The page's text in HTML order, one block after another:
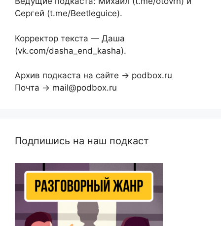
Сергей (t.me/Beetleguice).
Корректор текста — Даша
(vk.com/dasha_end_kasha).
Архив подкаста на сайте → podbox.ru
Почта → mail@podbox.ru
Подпишись на наш подкаст